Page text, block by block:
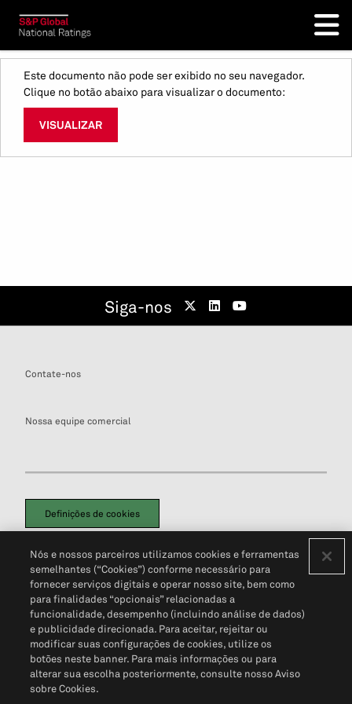
Este documento não pode ser exibido no seu navegador.
Clique no botão abaixo para visualizar o documento:
VISUALIZAR
Siga-nos
Contate-nos
Nossa equipe comercial
Definições de cookies
Política de PrivacidadePortal de privacidade do cliente (em inglês)
Não Venda Minhas Informações Pessoais© 2026 S&P Global
Nós e nossos parceiros utilizamos cookies e ferramentas
semelhantes (“Cookies”) conforme necessário para
fornecer serviços digitais e operar nosso site, bem como
para finalidades “opcionais” relacionadas a
funcionalidade, desempenho (incluindo análise de dados)
e publicidade direcionada. Para aceitar, rejeitar ou
modificar suas configurações de cookies, utilize os
botões neste banner. Para mais informações ou para
alterar sua escolha posteriormente, consulte nosso Aviso
sobre Cookies.